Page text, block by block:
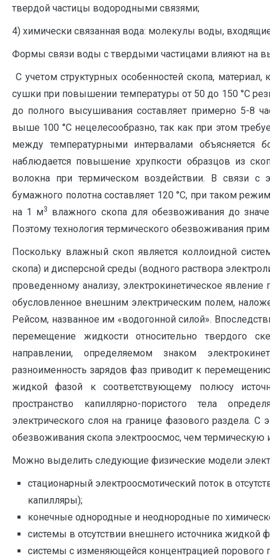
твердой частицы водородными связями;
4) химически связанная вода: молекулы воды,
Формы связи воды с твердыми частицами влияют на
С учетом структурных особенностей скопа,
сушки при повышении температуры от 50 до 150 °С
до полного высушивания составляет примерно 5-8
выше 100 °С нецелесообразно, так как при этом
между температурными интервалами объясняется
наблюдается повышение хрупкости образцов из
волокна при термическом воздействии. В связи с
бумажного полотна составляет 120 °С, при таком
на 1 м3
влажного скопа для обезвоживания до
Поэтому технология термического обезвоживания
Поскольку влажный скоп является коллоидной
скопа) и дисперсной среды (водного раствора
проведенному анализу, электрокинетическое
обусловленное внешним электрическим полем,
Рейсом, названное им «водогонной силой».
перемещение жидкости относительно твердого
направлении, определяемом знаком
разноименность зарядов фаз приводит к
жидкой фазой к соответствующему полюсу
пространство капиллярно-пористого тела
электрического слоя на границе фазового раздела. С
обезвоживания скопа электроосмос, чем
Можно выделить следующие физические модели
стационарный электроосмотический поток в
капилляры);
конечные однородные и неоднородные по
системы в отсутствии внешнего источника жидкой
системы с изменяющейся концентрацией порового